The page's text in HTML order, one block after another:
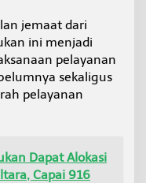
jemaat dari
ini menjadi
pelayanan
sekaligus
pelayanan
Dapat Alokasi
Capai 916